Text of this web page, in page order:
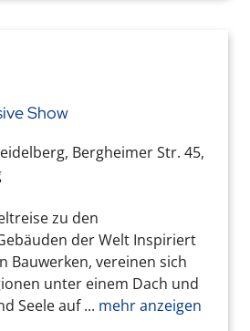
Show
Bergheimer Str. 45,
zu den
der Welt Inspiriert
Bauwerken, vereinen sich
unter einem Dach und
Seele auf ... mehr anzeigen